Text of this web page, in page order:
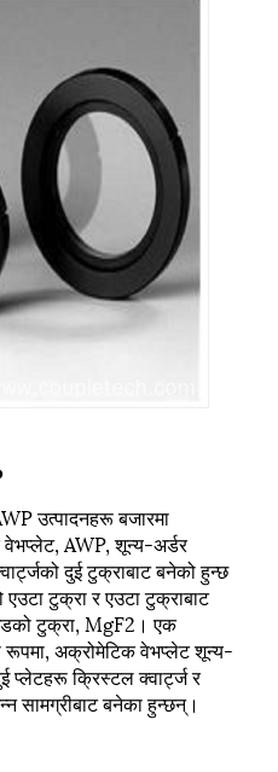
उत्पादनहरू बजारमा
AWP, शून्य-अर्डर
दुई टुक्राबाट बनेको हुन्छ
टुक्रा र एउटा टुक्राबाट
टुक्रा, MgF2। एक
अक्रोमेटिक वेभप्लेट शून्य-
प्लेटहरू क्रिस्टल क्वार्ट्ज र
सामग्रीबाट बनेका हुन्छन्।